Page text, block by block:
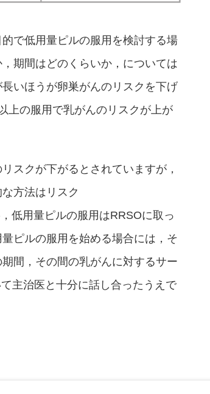
で低用量ピルの服用を検討する場
期間はどのくらいか，については
いほうが卵巣がんのリスクを下げ
上の服用で乳がんのリスクが上が
スクが下がるとされていますが，
方法はリスク
低用量ピルの服用はRRSOに取っ
ピルの服用を始める場合には，そ
間，その間の乳がんに対するサー
主治医と十分に話し合ったうえで